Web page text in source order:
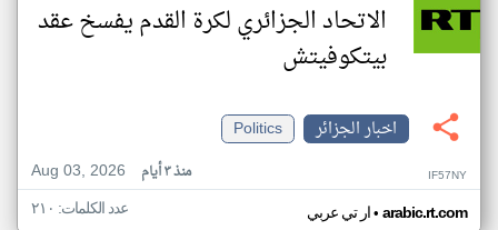
الاتحاد الجزائري لكرة القدم يفسخ عقد
بيتكوفيتش
اخبار الجزائر
Politics
Aug 03, 2026
منذ ٣ أيام IF57NY
ار تي عربي• arabic.rt.com عدد الكلمات: ٢١٠